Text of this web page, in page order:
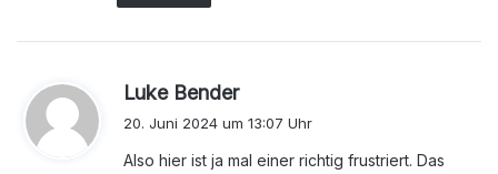
Luke Benders
t
20. Juni 2024 um 13:07 Uhr
Also hier ist ja mal einer richtig frustriert. Das